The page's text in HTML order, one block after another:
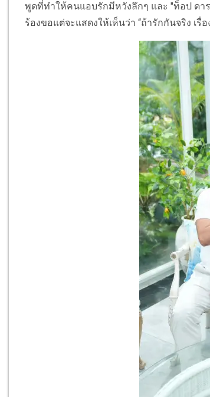
พูดที่ทำให้คนแอบรักมีหวังลึกๆ และ "ท็อป ดา
ร้องขอแต่จะแสดงให้เห็นว่า “ถ้ารักกันจริง เ